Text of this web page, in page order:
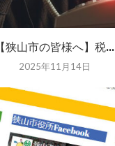
【狭山市の皆様へ】税...
2025年11月14日